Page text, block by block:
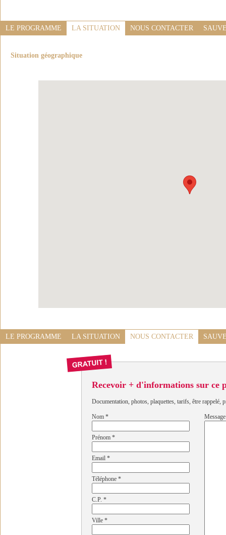
LE PROGRAMME LA SITUATION NOUS CONTACTER
Situation géographique
LE PROGRAMME LA SITUATION NOUS CONTACTER
Recevoir + d'informations sur ce
Documentation, photos, plaquettes, tarifs, être rappelé,
Nom *
Prénom *
Email *
Téléphone *
C.P. *
Ville *
Message